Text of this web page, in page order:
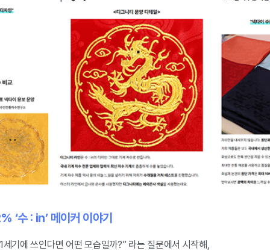
‘수 : in’ 메이커 이야기
기에 쓰인다면 어떤 모습일까?” 라는 질문에서 시작해,